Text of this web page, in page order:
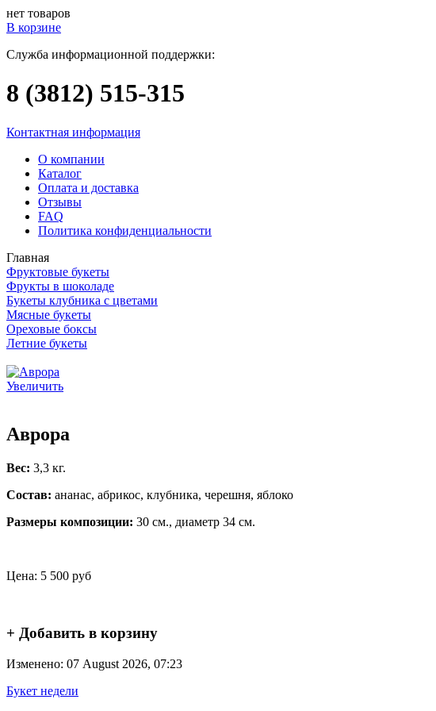
нет товаров
В корзине
Служба информационной поддержки:
8 (3812) 515-315
Контактная информация
О компании
Каталог
Оплата и доставка
Отзывы
FAQ
Политика конфиденциальности
Главная
Фруктовые букеты
Фрукты в шоколаде
Букеты клубника с цветами
Мясные букеты
Ореховые боксы
Летние букеты
Увеличить
Аврора
Вес: 3,3 кг.
Состав: ананас, абрикос, клубника, черешня, яблоко
Размеры композиции: 30 см., диаметр 34 см.
Цена: 5 500 руб
+ Добавить в корзину
Изменено: 07 August 2026, 07:23
Букет недели